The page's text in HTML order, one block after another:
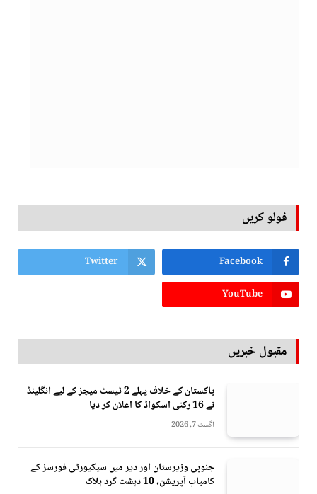
فولو کریں
Facebook
Twitter
YouTube
مقبول خبریں
پاکستان کے خلاف پہلے 2 ٹیسٹ میچز کے لیے انگلینڈ
نے 16 رکنی اسکواڈ کا اعلان کر دیا
اگست 7, 2026
جنوبی وزیرستان اور دیر میں سیکیورٹی فورسز کے
کامیاب آپریشن، 10 دہشت گرد ہلاک